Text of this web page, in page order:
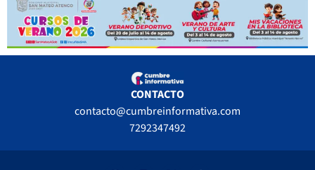
CONTACTO
contacto@cumbreinformativa.com
7292347492